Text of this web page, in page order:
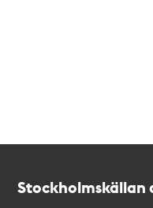
Stockholmskällan